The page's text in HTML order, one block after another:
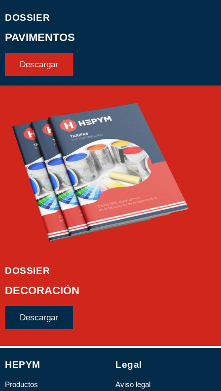
DOSSIER
PAVIMENTOS
Descargar
DOSSIER
DECORACIÓN
Descargar
HEPYM
Productos
Legal
Aviso legal